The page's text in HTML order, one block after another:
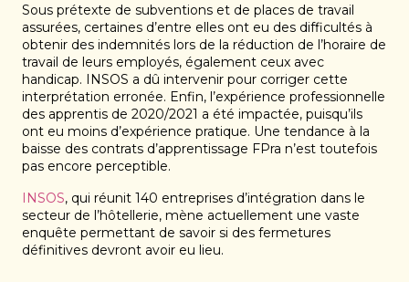
Sous prétexte de subventions et de places de travail
assurées, certaines d’entre elles ont eu des difficultés à
obtenir des indemnités lors de la réduction de l’horaire de
travail de leurs employés, également ceux avec
handicap. INSOS a dû intervenir pour corriger cette
interprétation erronée. Enfin, l’expérience professionnelle
des apprentis de 2020/2021 a été impactée, puisqu’ils
ont eu moins d’expérience pratique. Une tendance à la
baisse des contrats d’apprentissage FPra n’est toutefois
pas encore perceptible.
INSOS, qui réunit 140 entreprises d’intégration dans le
secteur de l’hôtellerie, mène actuellement une vaste
enquête permettant de savoir si des fermetures
définitives devront avoir eu lieu.